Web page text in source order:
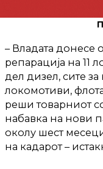
– Владата донесе
репарација на 11
дел дизел, сите
локомотиви,
реши товарниот
набавка на нови
околу шест
на кадарот –